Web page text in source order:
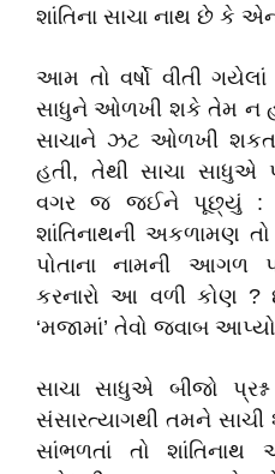
શાંતિના સાચા નાથ છે કે
આમ તો વર્ષો વીતી
સાધુને ઓળખી શકે તેમ ન
સાચાને ઝટ ઓળખી શકતા
હતી, તેથી સાચા સાધુએ
વગર જ જઈને પૂછ્યું :
શાંતિનાથની અકળામણ
પોતાના નામની આગળ
કરનારો આ વળી કોણ ?
‘મજામાં’ તેવો જવાબ
સાચા સાધુએ બીજો
સંસારત્યાગથી તમને
સાંભળતાં તો